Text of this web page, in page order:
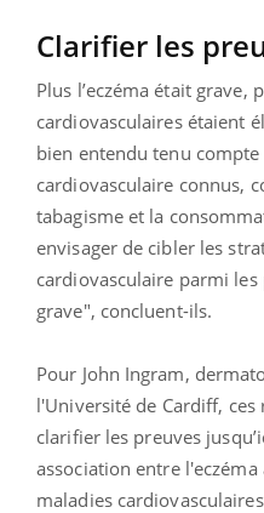
Clarifier les
Plus l’eczéma était grave,
cardiovasculaires étaient
bien entendu tenu
cardiovasculaire connus,
tabagisme et la
envisager de cibler les
cardiovasculaire parmi
grave", concluent-ils.
Pour John Ingram,
l'Université de Cardiff,
clarifier les preuves
association entre
maladies